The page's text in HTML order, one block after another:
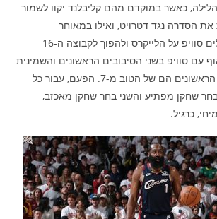
4 יש לנו הלילה, כאשר במוקדם מהם קליבלנד יקוו לשמור
את הסדרה נגד דטרויט, ואילו במאוחר
אוקלהומה יקוו להשלים סוויפ על הלייקרס ולהפוך לקבוצה ה-16
עם סוויפ בשני הסיבובים הראשונים והשמינית
מאז ששני הסיבובים הראשונים הם של הטוב מ-7. הפעם, עבור כל
שחקן מפתיע והשני בחר שחקן מאכזב,
כרגיל.